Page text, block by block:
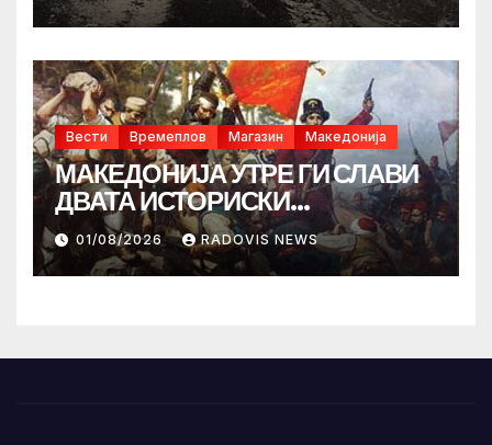
Вести Времеплов Магазин Македонија
МАКЕДОНИЈА УТРЕ ГИ СЛАВИ
ДВАТА ИСТОРИСКИ
ИЛИНДЕНА!
01/08/2026 RADOVIS NEWS